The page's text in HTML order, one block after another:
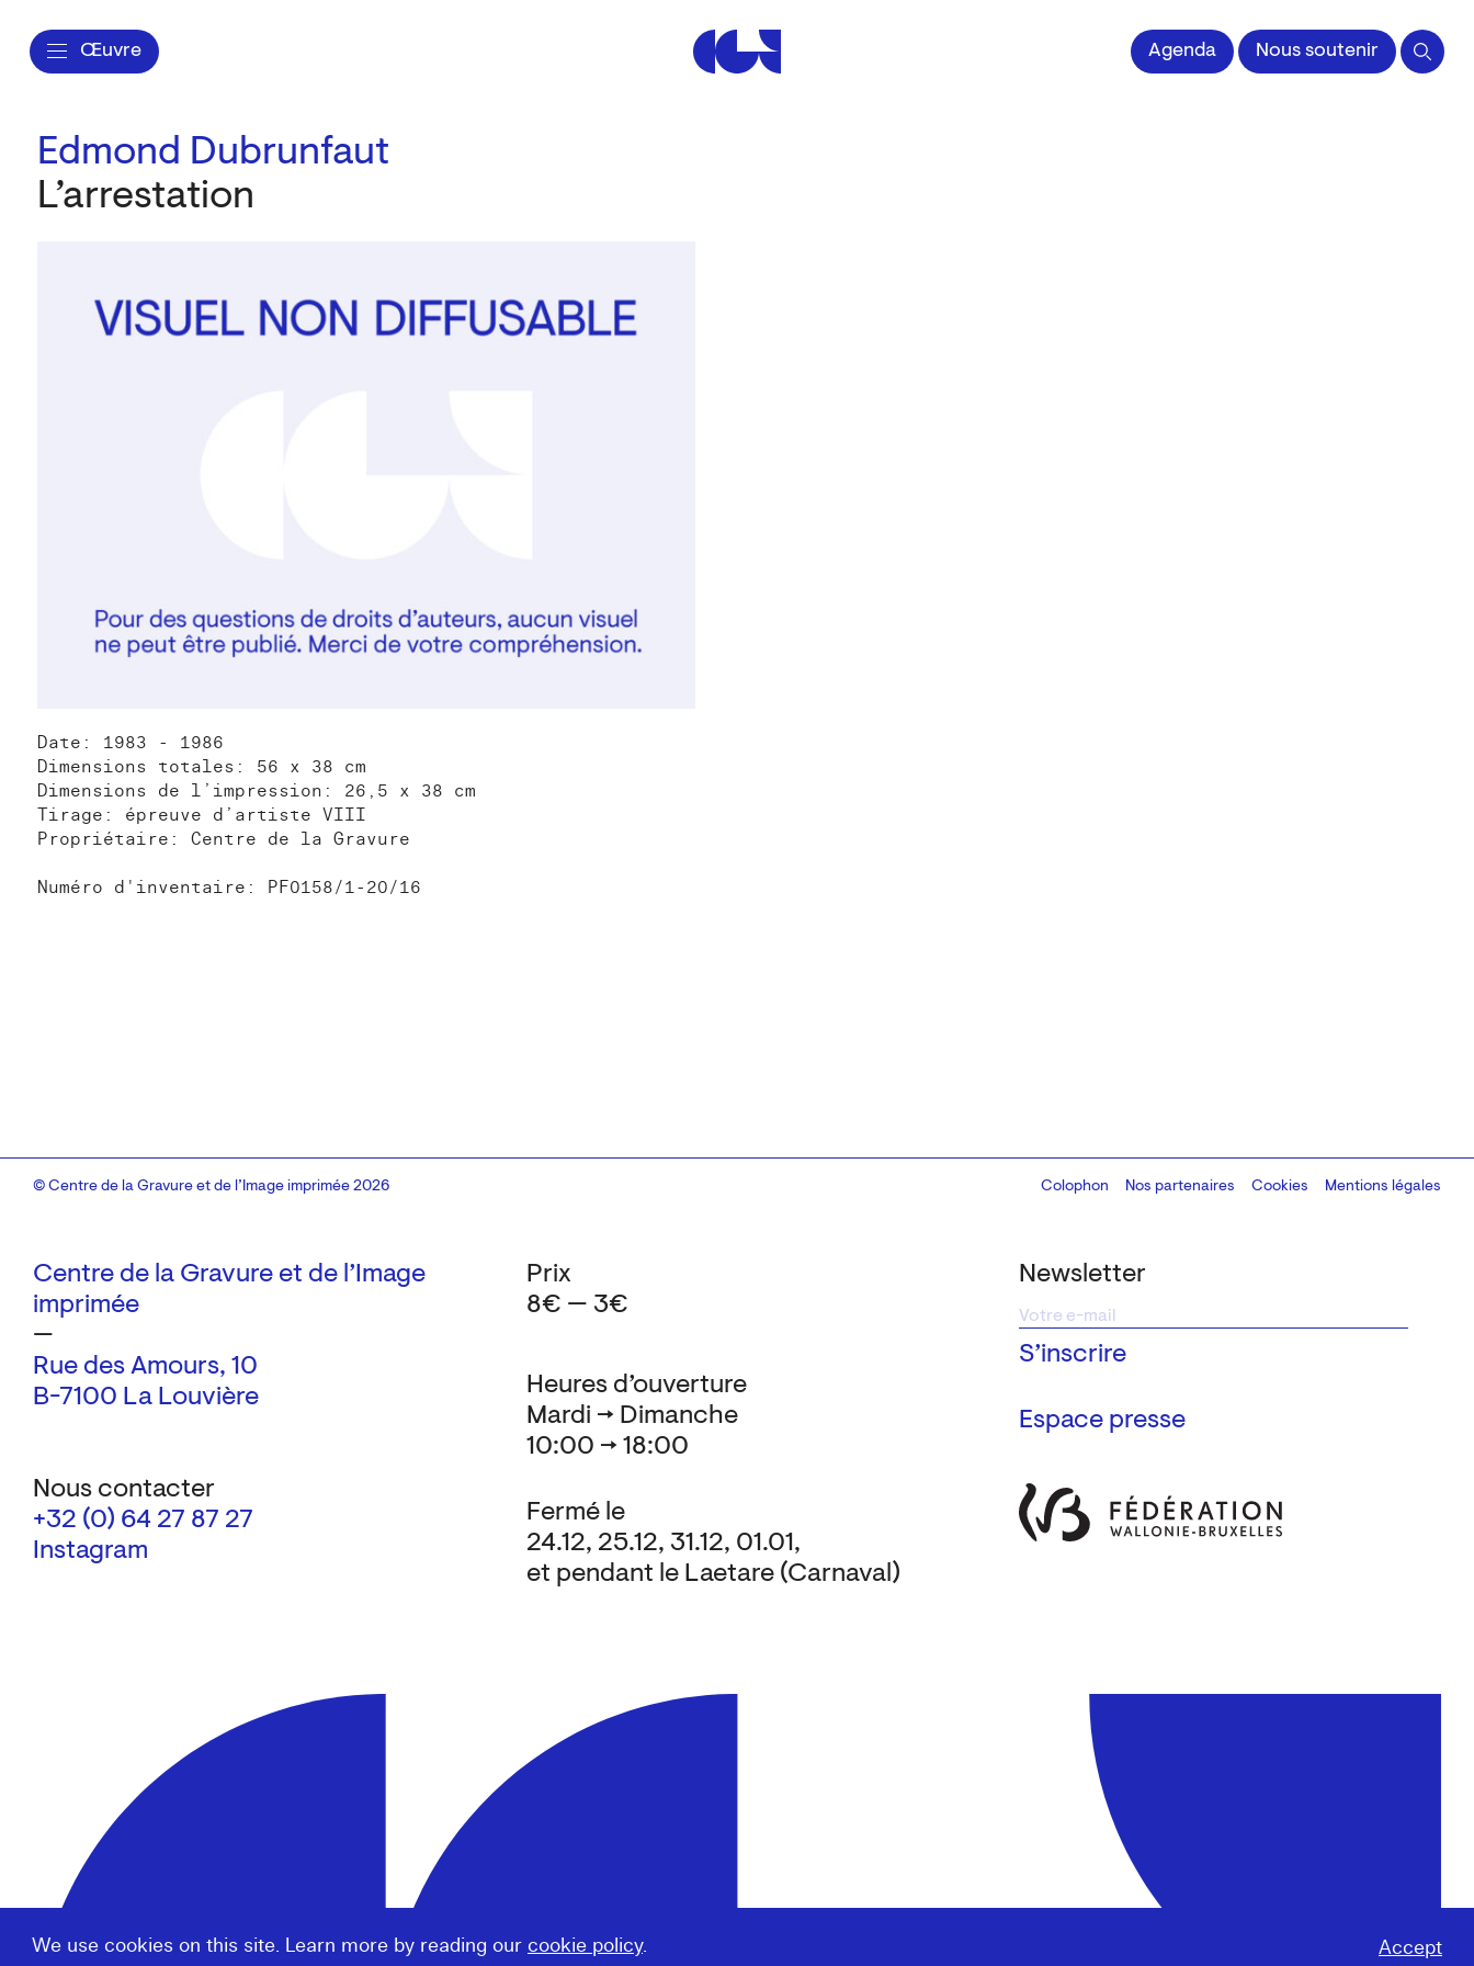
Œuvre Centre de la Gravure et de l'Image impriméeAgenda Nous soutenir
We use cookies on this site. Learn more by reading our cookie policy. Accept
Edmond Dubrunfaut
L’arrestation
Date: 1983 - 1986
Dimensions totales: 56 x 38 cm
Dimensions de l’impression: 26,5 x 38 cm
Tirage: épreuve d’artiste VIII
Propriétaire: Centre de la Gravure
Numéro d'inventaire: PF0158/1-20/16
Centre de la Gravure et de l’Image
imprimée
—
Rue des Amours, 10
B-7100 La Louvière
Nous contacter
+32 (0) 64 27 87 27
Instagram
Newsletter
Espace presse
Heures d’ouverture
Mardi → Dimanche
10:00 → 18:00
Fermé le
24.12, 25.12, 31.12, 01.01,
et pendant le Laetare (Carnaval)
Prix
8€ — 3€
© Centre de la Gravure et de l’Image imprimée 2026 Colophon
Design:Marcel Kaczmarek, code:8080.studio
Nos partenaires Cookies Mentions légales